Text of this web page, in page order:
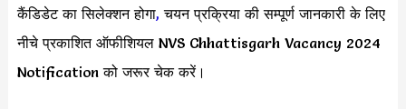
कैंडिडेट का सिलेक्शन होगा,चयन प्रक्रिया की सम्पूर्ण जानकारी के लिए
नीचे प्रकाशित ऑफीशियल NVS Chhattisgarh Vacancy 2024
Notification को जरूर चेक करें।